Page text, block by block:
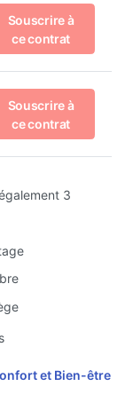
Souscrire à
ce contrat
Souscrire à
ce contrat
3
et Bien-être